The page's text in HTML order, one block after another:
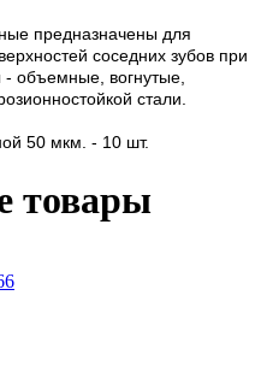
предназначены для
соседних зубов при
объемные, вогнутые,
стали.
50 мкм. - 10 шт.
товары